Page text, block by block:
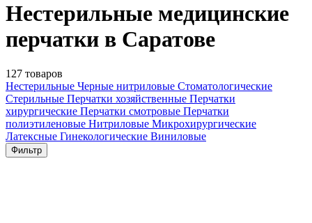
Нестерильные медицинские
перчатки в Саратове
127 товаров
Нестерильные Черные нитриловые Стоматологические
Стерильные Перчатки хозяйственные Перчатки
хирургические Перчатки смотровые Перчатки
полиэтиленовые Нитриловые Микрохирургические
Латексные Гинекологические Виниловые
Фильтр